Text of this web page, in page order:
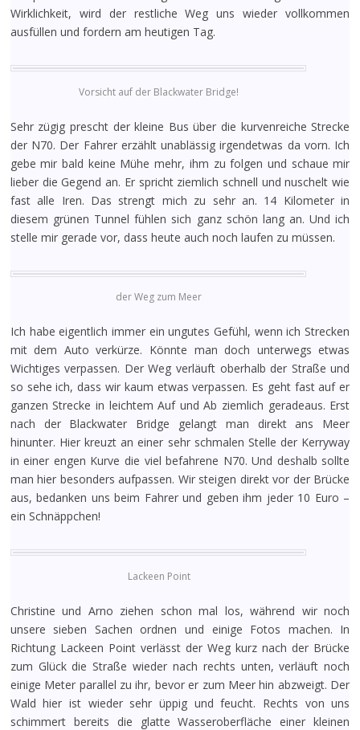
Wirklichkeit, wird der restliche Weg uns wieder vollkommen
ausfüllen und fordern am heutigen Tag.
Vorsicht auf der Blackwater Bridge!
Sehr zügig prescht der kleine Bus über die kurvenreiche Strecke
der N70. Der Fahrer erzählt unablässig irgendetwas da vorn. Ich
gebe mir bald keine Mühe mehr, ihm zu folgen und schaue mir
lieber die Gegend an. Er spricht ziemlich schnell und nuschelt wie
fast alle Iren. Das strengt mich zu sehr an. 14 Kilometer in
diesem grünen Tunnel fühlen sich ganz schön lang an. Und ich
stelle mir gerade vor, dass heute auch noch laufen zu müssen.
der Weg zum Meer
Ich habe eigentlich immer ein ungutes Gefühl, wenn ich Strecken
mit dem Auto verkürze. Könnte man doch unterwegs etwas
Wichtiges verpassen. Der Weg verläuft oberhalb der Straße und
so sehe ich, dass wir kaum etwas verpassen. Es geht fast auf er
ganzen Strecke in leichtem Auf und Ab ziemlich geradeaus. Erst
nach der Blackwater Bridge gelangt man direkt ans Meer
hinunter. Hier kreuzt an einer sehr schmalen Stelle der Kerryway
in einer engen Kurve die viel befahrene N70. Und deshalb sollte
man hier besonders aufpassen. Wir steigen direkt vor der Brücke
aus, bedanken uns beim Fahrer und geben ihm jeder 10 Euro –
ein Schnäppchen!
Lackeen Point
Christine und Arno ziehen schon mal los, während wir noch
unsere sieben Sachen ordnen und einige Fotos machen. In
Richtung Lackeen Point verlässt der Weg kurz nach der Brücke
zum Glück die Straße wieder nach rechts unten, verläuft noch
einige Meter parallel zu ihr, bevor er zum Meer hin abzweigt. Der
Wald hier ist wieder sehr üppig und feucht. Rechts von uns
schimmert bereits die glatte Wasseroberfläche einer kleinen